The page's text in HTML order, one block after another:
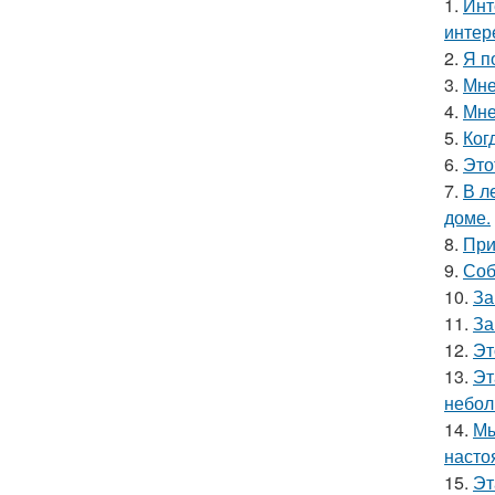
2. Я
3.
4.
5.
6.
7. В
доме.
8.
9.
10.
11.
12.
13.
14.
15.